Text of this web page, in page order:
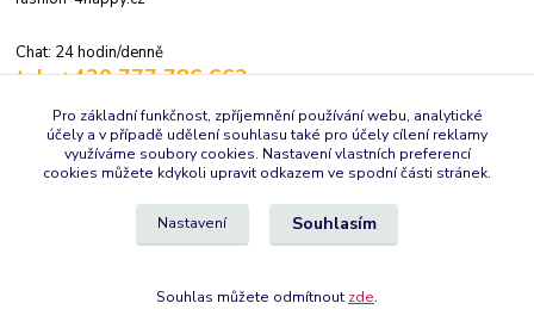
Chat: 24 hodin/denně
tel.: +420 777 786 662
info@fashion-4happy.cz
Pro základní funkčnost, zpříjemnění používání webu, analytické
účely a v případě udělení souhlasu také pro účely cílení reklamy
využíváme soubory cookies. Nastavení vlastních preferencí
cookies můžete kdykoli upravit odkazem ve spodní části stránek.
Nastavení Souhlasím
Souhlas můžete odmítnout zde.